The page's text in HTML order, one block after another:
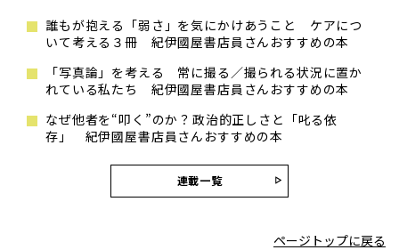
誰もが抱える「弱さ」を気にかけあうこと ケアにつ
いて考える３冊 紀伊國屋書店員さんおすすめの本
「写真論」を考える 常に撮る／撮られる状況に置か
れている私たち 紀伊國屋書店員さんおすすめの本
なぜ他者を“叩く”のか？――政治的正しさと「叱る依
存」 紀伊國屋書店員さんおすすめの本
連載一覧
ページトップに戻る